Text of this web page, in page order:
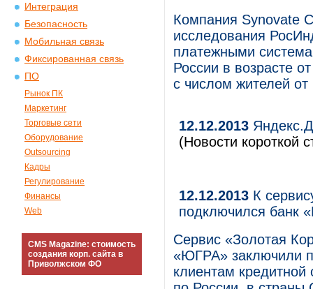
Интеграция
Безопасность
Мобильная связь
Фиксированная связь
ПО
Рынок ПК
Маркетинг
Торговые сети
Оборудование
Outsourcing
Кадры
Регулирование
Финансы
Web
CMS Magazine: стоимость
создания корп. сайта в
Приволжском ФО
Компания Synovate
исследования
платежными
России в возрасте
с числом жителей
12.12.2013
(Новости короткой
12.12.2013 К
подключился банк
Сервис «Золотая
«ЮГРА» заключили
клиентам кредитной